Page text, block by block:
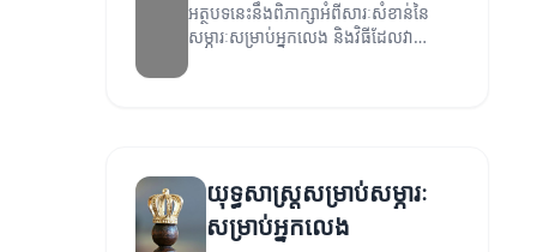
អត្ថបទនេះនឹងពិភាក្សាអំពីសារៈសំខាន់នៃ
សម្ភារៈសម្រាប់អ្នកលេង និងវិធីដែលវា
យុទ្ធសាស្ត្រសម្រាប់សម្ភារៈ
សម្រាប់អ្នកលេង